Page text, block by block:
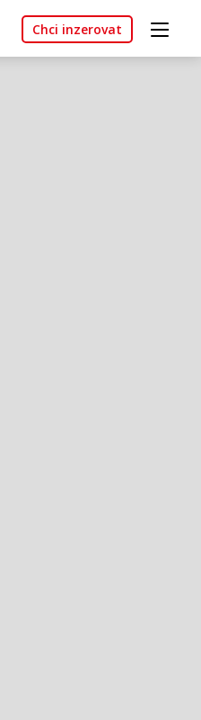
Chci inzerovat